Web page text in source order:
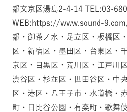
都文京区湯島2-4-14 TEL:03-
WEB:https://www.sound-
都・御茶ノ水・足立区・板橋区
区・新宿区・墨田区・台東区・
京区・目黒区・荒川区・江戸川
渋谷区・杉並区・世田谷区・中
区・港区・八王子市・水道橋・
町・日比谷公園・有楽町・歌舞